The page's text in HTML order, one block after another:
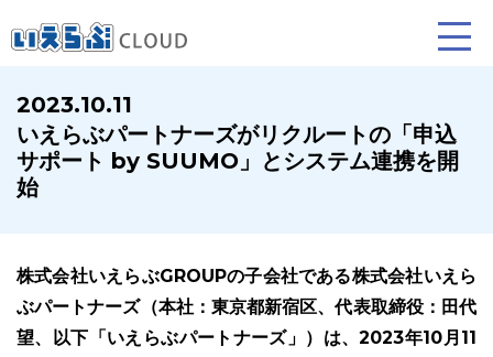
賃貸仲介
業務向け機能
売買仲介 賃貸管理
2023.10.11
いえらぶパートナーズがリクルートの「申込
サポート by SUUMO」とシステム連携を開
始
株式会社いえらぶGROUPの子会社である株式会社いえら
ぶパートナーズ（本社：東京都新宿区、代表取締役：田代
望、以下「いえらぶパートナーズ」）は、2023年10月11